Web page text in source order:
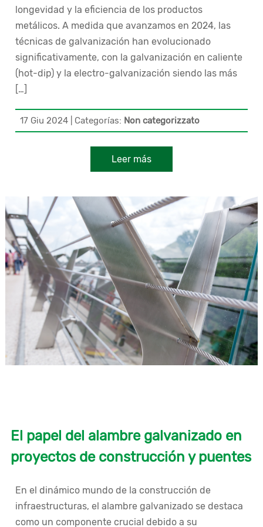
longevidad y la eficiencia de los productos
metálicos. A medida que avanzamos en 2024, las
técnicas de galvanización han evolucionado
significativamente, con la galvanización en caliente
(hot-dip) y la electro-galvanización siendo las más
[…]
17 Giu 2024| Categorías: Non categorizzato
Leer más
El papel del alambre galvanizado en
proyectos de construcción y puentes
En el dinámico mundo de la construcción de
infraestructuras, el alambre galvanizado se destaca
como un componente crucial debido a su